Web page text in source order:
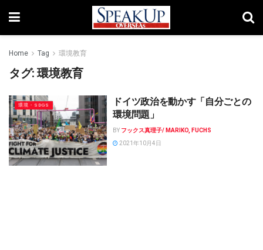
Home Tag 環境教育
タグ:環境教育
環境・SDGS
ドイツ政治を動かす「自分ごとの
環境問題」
BY フックス真理子/ MARIKO, FUCHS
2021年10月4日